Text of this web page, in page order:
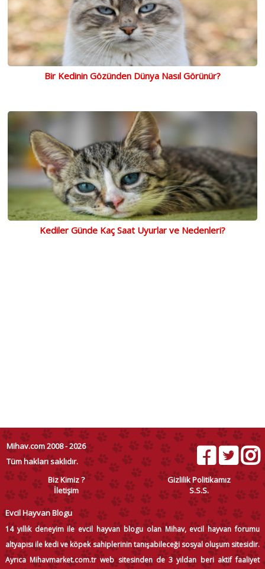
Bir Kedinin Gözünden Dünya Nasıl Görünür?
Kediler Günde Kaç Saat Uyurlar ve Nedenleri?
Mihav.com 2008 - 2026
Tüm hakları saklıdır.
Biz Kimiz ?
Gizlilik Politikamız
İletişim
S.S.S.
Evcil Hayvan Blogu
14 yıllık deneyim ile evcil hayvan blogu olan Mihav, evcil hayvan forumu
altyapısı ile kedi ve köpek sahiplerinin tanışabileceği sosyal oluşum sitesidir.
Ayrıca Mihavmarket.com.tr web sitesinden de 3 yıldan beri aktif faaliyet